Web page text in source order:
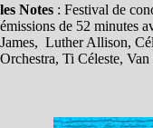
les Notes : Festival de
émissions de 52 minutes
James, Luther Allison,
Orchestra, Ti Céleste,